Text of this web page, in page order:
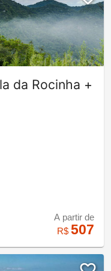
da Rocinha +
A partir de
R$ 507